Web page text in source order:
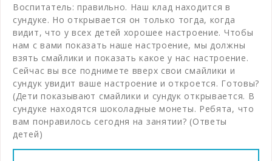
Воспитатель: правильно. Наш клад находится в
сундуке. Но открывается он только тогда, когда
видит, что у всех детей хорошее настроение. Чтобы
нам с вами показать наше настроение, мы должны
взять смайлики и показать какое у нас настроение.
Сейчас вы все поднимете вверх свои смайлики и
сундук увидит ваше настроение и откроется. Готовы?
(Дети показывают смайлики и сундук открывается. В
сундуке находятся шоколадные монеты. Ребята, что
вам понравилось сегодня на занятии? (Ответы
детей)